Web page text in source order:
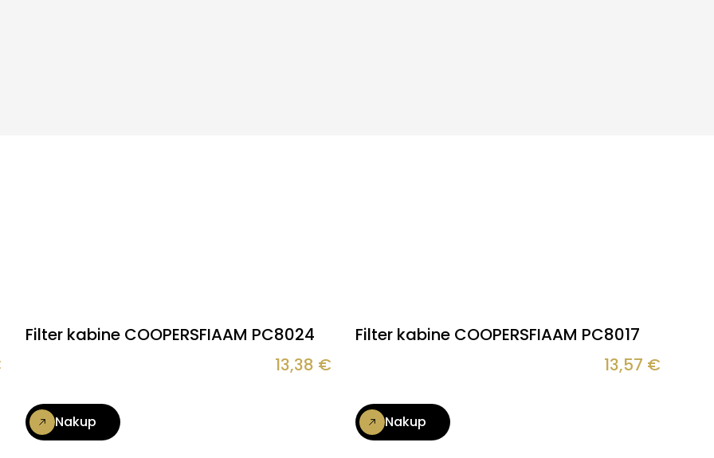
Filter kabine COOPERSFIAAM PC8024
13,38 €
Nakup
Filter kabine COOPERSFIAAM PC8017
13,57 €
Nakup